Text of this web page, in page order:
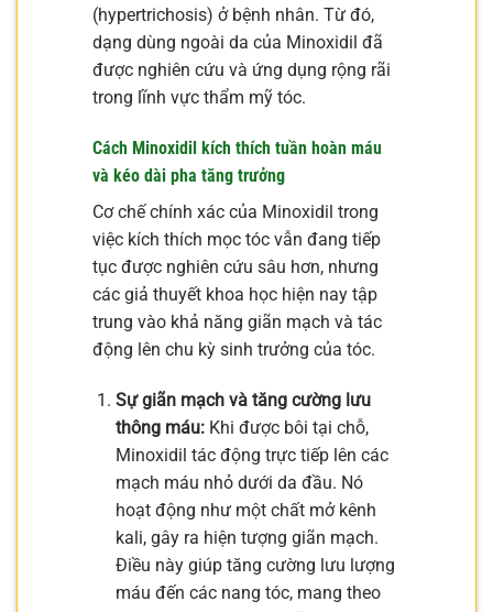
(hypertrichosis) ở bệnh nhân. Từ đó,
dạng dùng ngoài da của Minoxidil đã
được nghiên cứu và ứng dụng rộng rãi
trong lĩnh vực thẩm mỹ tóc.
Cách Minoxidil kích thích tuần hoàn máu
và kéo dài pha tăng trưởng
Cơ chế chính xác của Minoxidil trong
việc kích thích mọc tóc vẫn đang tiếp
tục được nghiên cứu sâu hơn, nhưng
các giả thuyết khoa học hiện nay tập
trung vào khả năng giãn mạch và tác
động lên chu kỳ sinh trưởng của tóc.
Sự giãn mạch và tăng cường lưu
thông máu:Khi được bôi tại chỗ,
Minoxidil tác động trực tiếp lên các
mạch máu nhỏ dưới da đầu. Nó
hoạt động như một chất mở kênh
kali, gây ra hiện tượng giãn mạch.
Điều này giúp tăng cường lưu lượng
máu đến các nang tóc, mang theo